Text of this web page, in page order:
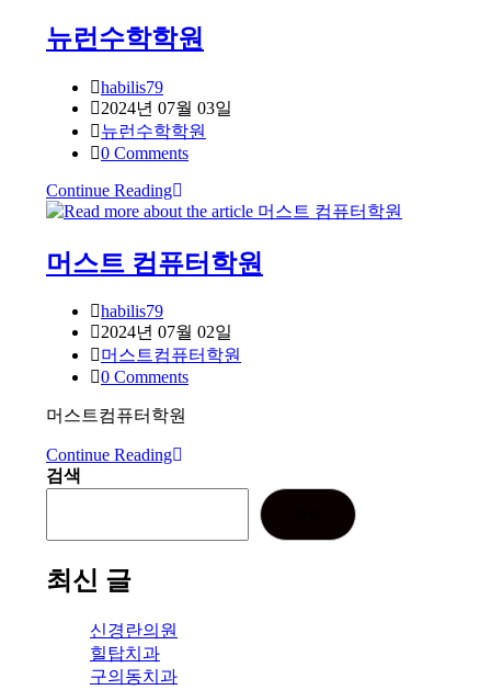
학
교
서
관
환
개
선
사
뉴런수학학원
Post
author:
habilis79
Post
published:
2024년 07월 03일
Post
category:
뉴런수학학원
Post
0 Comments
Continue Reading뉴
런
학
학
머스트 컴퓨터학원
Post
author:
habilis79
Post
published:
2024년 07월 02일
Post
category:
머스트컴퓨터학원
Post
0 Comments
머스트컴퓨터학원
Continue Reading머
퓨
검색
최신 글
신경란의원
힐탑치과
구의동치과